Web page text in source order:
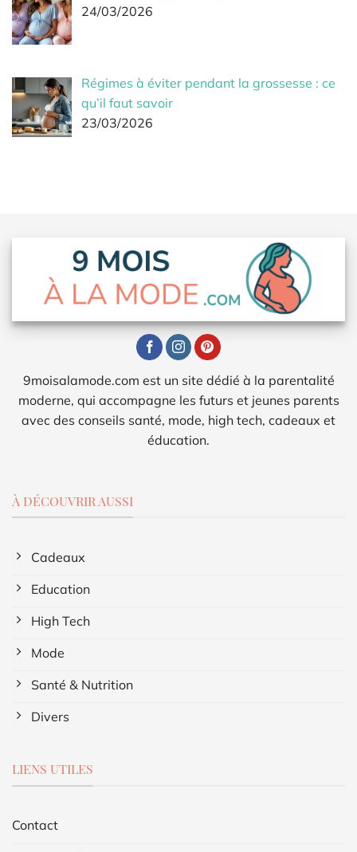
24/03/2026
Régimes à éviter pendant la grossesse : ce
qu’il faut savoir
23/03/2026
9moisalamode.com est un site dédié à la parentalité
moderne, qui accompagne les futurs et jeunes parents
avec des conseils santé, mode, high tech, cadeaux et
éducation.
À DÉCOUVRIR AUSSI
Cadeaux
Education
High Tech
Mode
Santé & Nutrition
Divers
LIENS UTILES
Contact